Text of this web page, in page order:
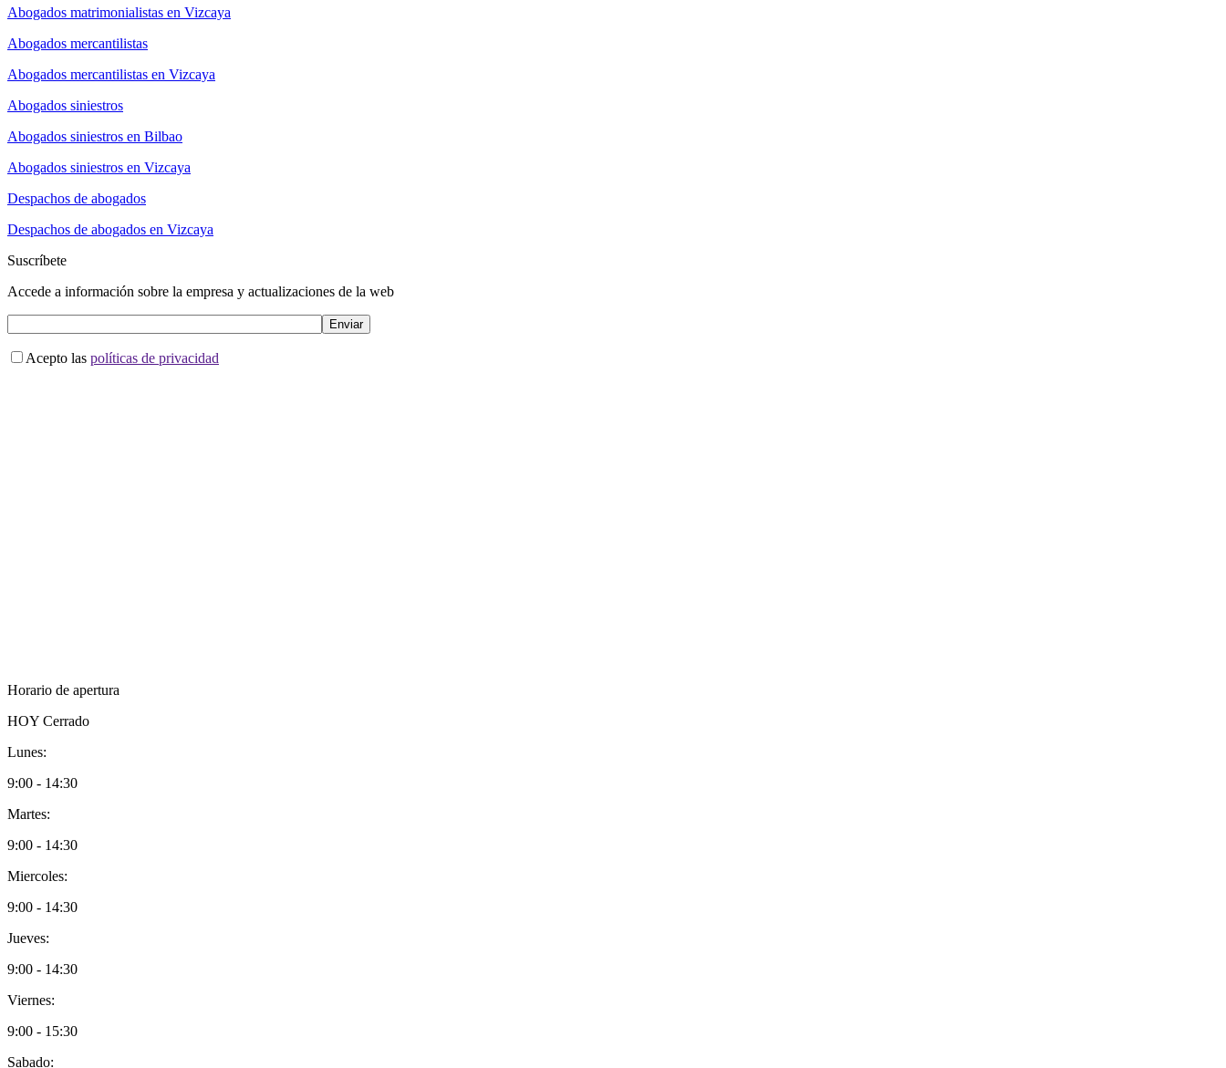
Abogados matrimonialistas en Vizcaya
Abogados mercantilistas
Abogados mercantilistas en Vizcaya
Abogados siniestros
Abogados siniestros en Bilbao
Abogados siniestros en Vizcaya
Despachos de abogados
Despachos de abogados en Vizcaya
Suscríbete
Accede a información sobre la empresa y actualizaciones de la web
Acepto las políticas de privacidad
Horario de apertura
HOY Cerrado
Lunes:
9:00 - 14:30
Martes:
9:00 - 14:30
Miercoles:
9:00 - 14:30
Jueves:
9:00 - 14:30
Viernes:
9:00 - 15:30
Sabado: